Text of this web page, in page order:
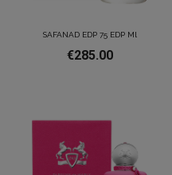
SAFANAD EDP 75 EDP Ml
€285.00